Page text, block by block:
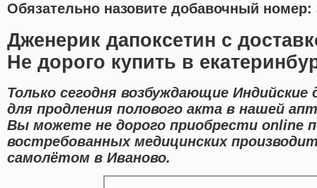
Обязательно назовите добавочный номер:
Дженерик дапоксетин с
Не дорого купить в
Только сегодня возбуждающие Индийские
для продления полового акта в нашей
Вы можете не дорого приобрести online
востребованных медицинских
самолётом в Иваново.